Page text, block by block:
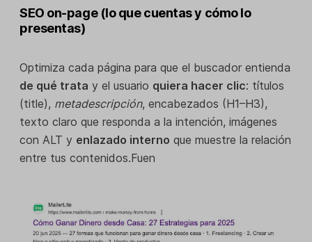
SEO on-page (lo que cuentas y cómo lo
presentas)
Optimiza cada página para que el buscador entienda
de qué trata y el usuario quiera hacer clic: títulos
(title), metadescripción, encabezados (H1–H3),
texto claro que responda a la intención, imágenes
con ALT y enlazado interno que muestre la relación
entre tus contenidos.Fuen